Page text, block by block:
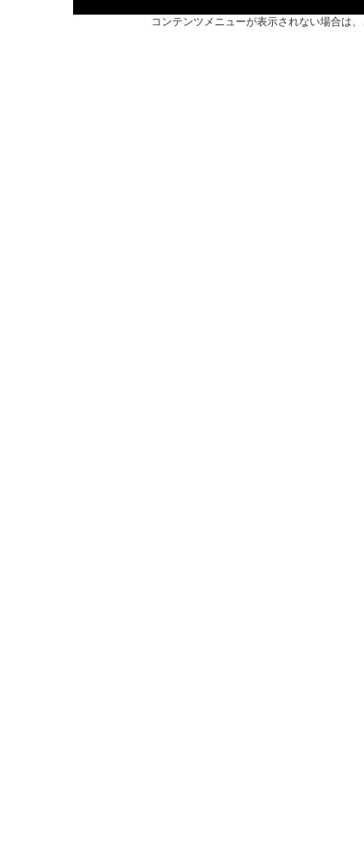
コンテンツメニューが表示されない場合は